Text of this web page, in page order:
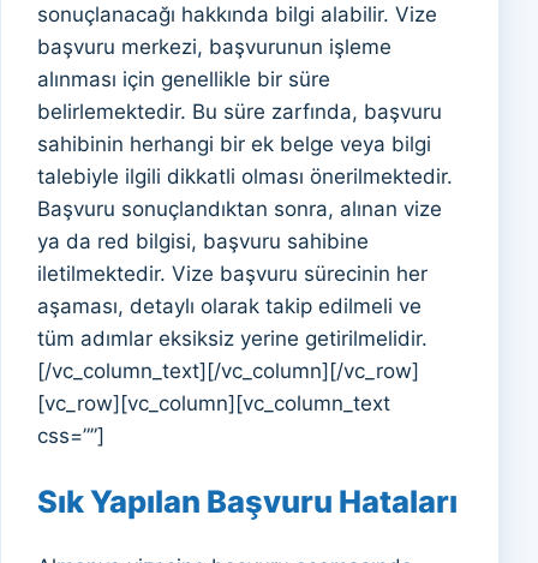
sonuçlanacağı hakkında bilgi alabilir. Vize
başvuru merkezi, başvurunun işleme
alınması için genellikle bir süre
belirlemektedir. Bu süre zarfında, başvuru
sahibinin herhangi bir ek belge veya bilgi
talebiyle ilgili dikkatli olması önerilmektedir.
Başvuru sonuçlandıktan sonra, alınan vize
ya da red bilgisi, başvuru sahibine
iletilmektedir. Vize başvuru sürecinin her
aşaması, detaylı olarak takip edilmeli ve
tüm adımlar eksiksiz yerine getirilmelidir.
[/vc_column_text][/vc_column][/vc_row]
[vc_row][vc_column][vc_column_text
css=””]
Sık Yapılan Başvuru Hataları